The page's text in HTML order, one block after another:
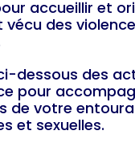
accueillir et
des
dessous des
pour
de votre
et sexuelles.